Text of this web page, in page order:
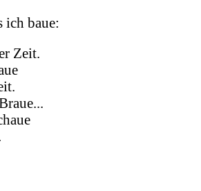
ich baue:
Zeit.